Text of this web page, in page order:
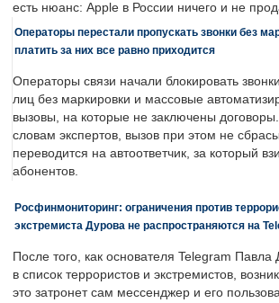
есть нюанс: Apple в России ничего и не
Операторы перестали пропускать звонки без
платить за них все равно приходится
Операторы связи начали блокировать
лиц без маркировки и массовые
вызовы, на которые не заключены
словам экспертов, вызов при этом не
переводится на автоответчик, за который
абонентов.
Росфинмониторинг: ограничения против
экстремиста Дурова не распространяются на
После того, как основателя Telegram Павла
в список террористов и экстремистов,
это затронет сам мессенджер и его